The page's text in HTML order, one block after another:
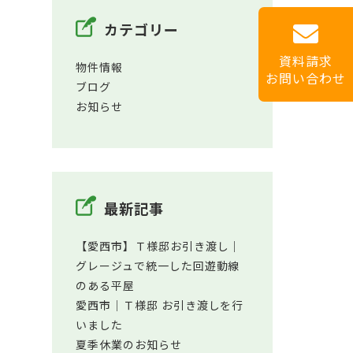
資料請求
お問い合わせ
カテゴリー
物件情報
ブログ
お知らせ
最新記事
【愛西市】Ｔ様邸お引き渡し｜
グレージュで統一した回遊動線
のある平屋
愛西市│Ｔ様邸 お引き渡しを行
いました
夏季休業のお知らせ